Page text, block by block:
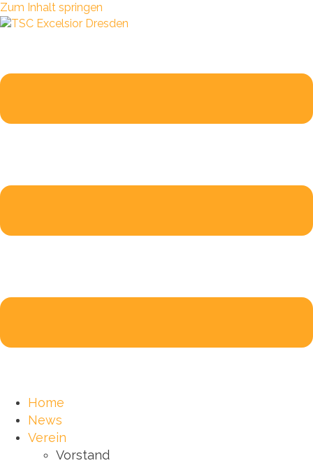
Zum Inhalt springen
Home
News
Verein
Vorstand